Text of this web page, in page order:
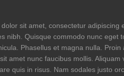
sit amet, consectetur
nibh. Quisque commodo nunc eget
Phasellus et magna nulla.
amet nunc faucibus mollis.
quis in risus. Nam sodales justo